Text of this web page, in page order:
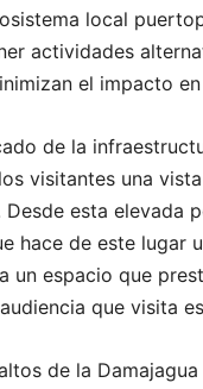
local
actividades
el impacto
de la
visitantes una
Desde esta elevada
hace de este lugar
un espacio que
que visita
de la